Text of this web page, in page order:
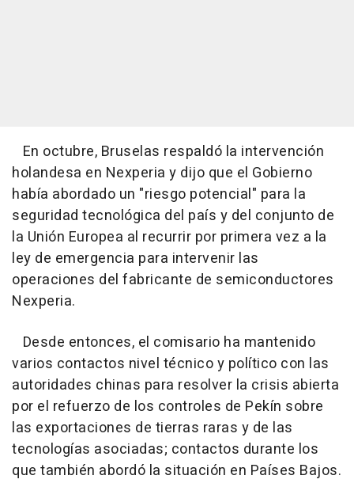
En octubre, Bruselas respaldó la intervención
holandesa en Nexperia y dijo que el Gobierno
había abordado un "riesgo potencial" para la
seguridad tecnológica del país y del conjunto de
la Unión Europea al recurrir por primera vez a la
ley de emergencia para intervenir las
operaciones del fabricante de semiconductores
Nexperia.
Desde entonces, el comisario ha mantenido
varios contactos nivel técnico y político con las
autoridades chinas para resolver la crisis abierta
por el refuerzo de los controles de Pekín sobre
las exportaciones de tierras raras y de las
tecnologías asociadas; contactos durante los
que también abordó la situación en Países Bajos.